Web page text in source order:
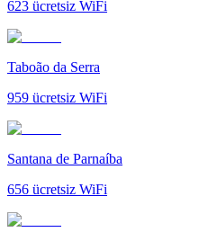
623 ücretsiz WiFi
Taboão da Serra
959 ücretsiz WiFi
Santana de Parnaíba
656 ücretsiz WiFi